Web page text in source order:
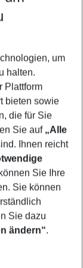
um
halten.
Plattform
bieten sowie
die für Sie
Sie auf „Alle
Ihnen reicht
Sie Ihre
Sie können
Sie dazu
ändern“.